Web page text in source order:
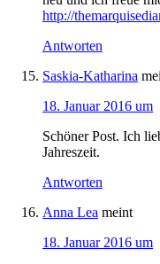
http://
Antworten
Saskia-Katharina
18. Januar 2016 um
Schöner Post. Ich
Jahreszeit.
Antworten
Anna Lea meint
18. Januar 2016 um